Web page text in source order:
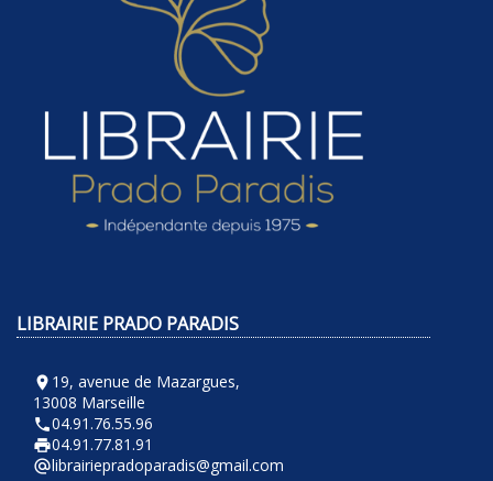
LIBRAIRIE PRADO PARADIS
room 19, avenue de Mazargues,
13008 Marseille
phone04.91.76.55.96
local_printshop04.91.77.81.91
alternate_emaillibrairiepradoparadis@gmail.com